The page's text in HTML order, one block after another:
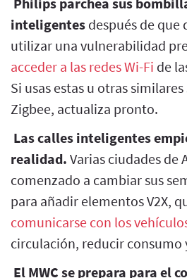
inteligentes después de que
utilizar una vulnerabilidad
acceder a las redes Wi-Fi de
Si usas estas u otras
Zigbee, actualiza pronto.
Las calles inteligentes
realidad. Varias ciudades de
comenzado a cambiar sus
para añadir elementos V2X,
comunicarse con los
circulación, reducir
El MWC se prepara para el